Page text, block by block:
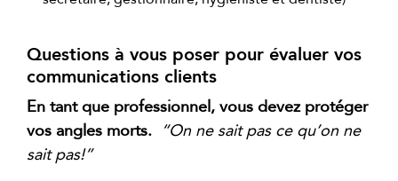
Questions à vous poser pour évaluer vos
communications clients
En tant que professionnel, vous devez protéger
vos angles morts. “On ne sait pas ce qu’on ne
sait pas!”